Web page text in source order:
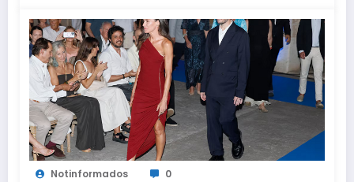
Notinformados 0